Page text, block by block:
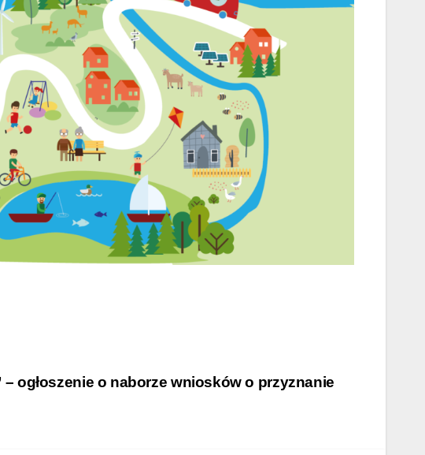
ogłoszenie o naborze wniosków o przyznanie